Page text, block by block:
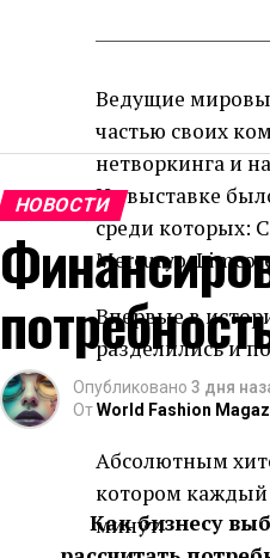
Ведущие
частью своих
нетворкинга и
На выставке
среди которых:
Mercuryo,
Впервые в
разделились и
Абсолютным
котором каждый
минут.
НОВОСТИ
Опубликовано 3 дня
ОтWorld Fashion
Как бизнесу